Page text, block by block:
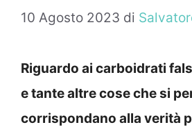
10 Agosto 2023 di
Riguardo ai carboidrati
e tante altre cose che si
corrispondano alla verità